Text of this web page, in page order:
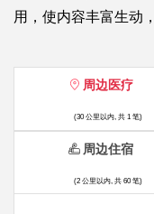
用，使内容丰富生动
周边医疗
(30 公里以内, 共 1 笔)
周边住宿
(2 公里以内, 共 60 笔)